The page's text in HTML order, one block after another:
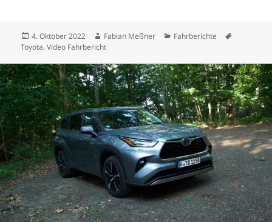
Veröffentlicht
am
4. Oktober 2022 Autor
Fabian Meßner Kategorien
Fahrberichte
Toyota,Video Fahrbericht